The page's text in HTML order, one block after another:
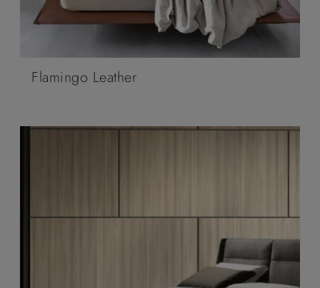
Flamingo Leather